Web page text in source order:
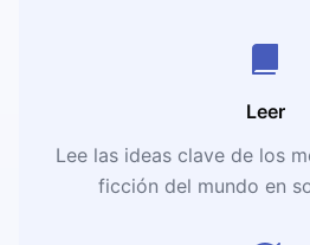
Leer
Lee las ideas clave de los
ficción del mundo en